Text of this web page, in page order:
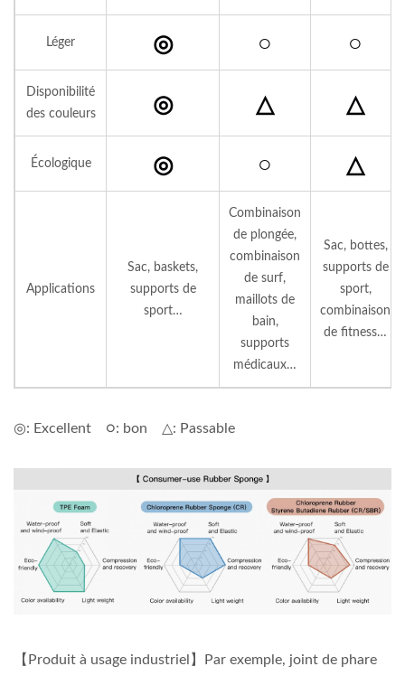
Léger ◎ ○ ○
Disponibilité
des couleurs
◎ △ △
Écologique ◎ ○ △
Applications
Sac, baskets,
supports de
sport…
Combinaison
de plongée,
combinaison
de surf,
maillots de
bain,
supports
médicaux…
Sac, bottes,
supports de
sport,
combinaison
de fitness…
◎: Excellent ○: bon △: Passable
【Produit à usage industriel】Par exemple, joint de phare